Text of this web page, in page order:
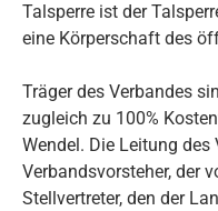
Talsperre ist der
eine Körperschaft des
Träger des Verbandes
zugleich zu 100%
Wendel. Die Leitung
Verbandsvorsteher, der
Stellvertreter, den der